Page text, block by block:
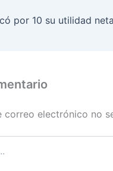
correo electrónico no